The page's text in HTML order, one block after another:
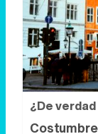
¿De
esquemas